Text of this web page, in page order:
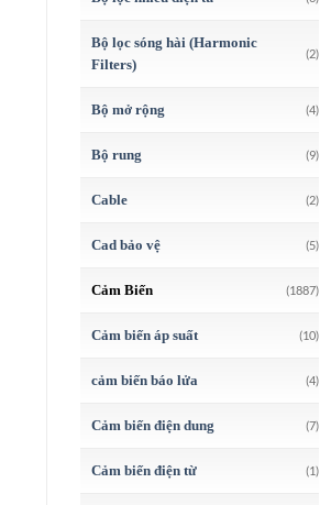
Bộ lọc sóng hài (Harmonic
Filters)
(2)
Bộ mở rộng (4)
Bộ rung (9)
Cable (2)
Cad bảo vệ (5)
Cảm Biến (1887)
Cảm biến áp suất (10)
cảm biến báo lửa (4)
Cảm biến điện dung (7)
Cảm biến điện từ (1)